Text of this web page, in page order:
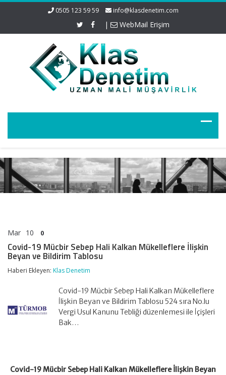
0505 123 59 59 info@klasdenetim.com
| WebMail Erişim
Mar 10 0
Covid-19 Mücbir Sebep Hali Kalkan Mükelleflere İlişkin
Beyan ve Bildirim Tablosu
Haberi Ekleyen: Klas Denetim
Covid-19 Mücbir Sebep Hali Kalkan Mükelleflere
İlişkin Beyan ve Bildirim Tablosu 524 sıra No.lu
Vergi Usul Kanunu Tebliği düzenlemesi ile İçişleri
Bak…
Covid-19 Mücbir Sebep Hali Kalkan Mükelleflere İlişkin Beyan